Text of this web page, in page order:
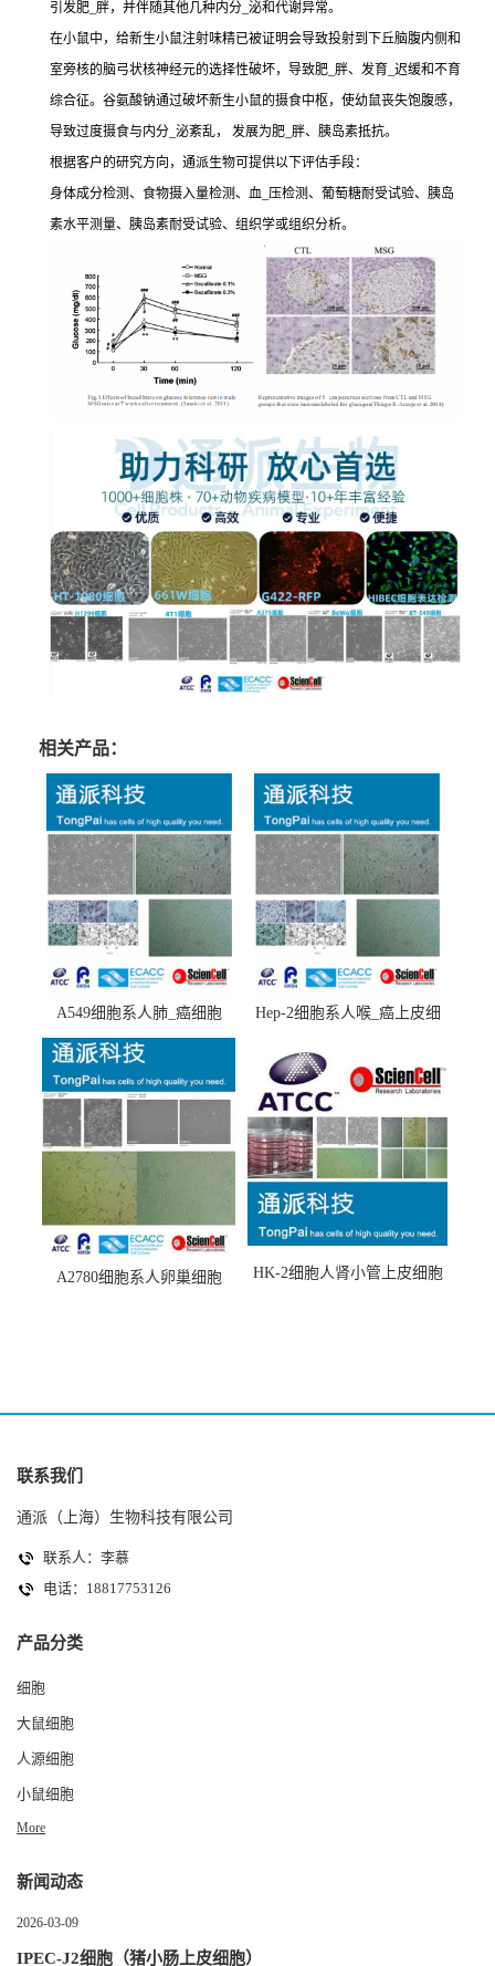
引发肥_胖，并伴随其他几种内分_泌和代谢异常。
在小鼠中，给新生小鼠注射味精已被证明会导致投射到下丘脑腹内侧和
室旁核的脑弓状核神经元的选择性破坏，导致肥_胖、发育_迟缓和不育
综合征。谷氨酸钠通过破坏新生小鼠的摄食中枢，使幼鼠丧失饱腹感，
导致过度摄食与内分_泌紊乱， 发展为肥_胖、胰岛素抵抗。
根据客户的研究方向，通派生物可提供以下评估手段：
身体成分检测、食物摄入量检测、血_压检测、葡萄糖耐受试验、胰岛
素水平测量、胰岛素耐受试验、组织学或组织分析。
相关产品：
A549细胞系人肺_癌细胞
(A549细胞)
Hep-2细胞系人喉_癌上皮细
A2780细胞系人卵巢细胞
HK-2细胞人肾小管上皮细胞
联系我们
通派（上海）生物科技有限公司
联系人：李慕
电话：18817753126
产品分类
细胞
大鼠细胞
人源细胞
小鼠细胞
More
新闻动态
2026-03-09
IPEC-J2细胞（猪小肠上皮细胞）